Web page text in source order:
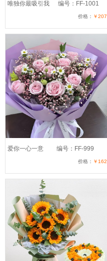
唯独你最吸引我 编号：FF-1001
价格： ￥207
爱你一心一意 编号：FF-999
价格： ￥162